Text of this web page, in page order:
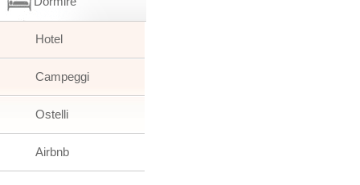
Hotel
Campeggi
Ostelli
Airbnb